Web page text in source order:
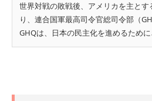
世界対戦の敗戦後、アメリカを主と
り、連合国軍最高司令官総司令部（
GHQは、日本の民主化を進めるため